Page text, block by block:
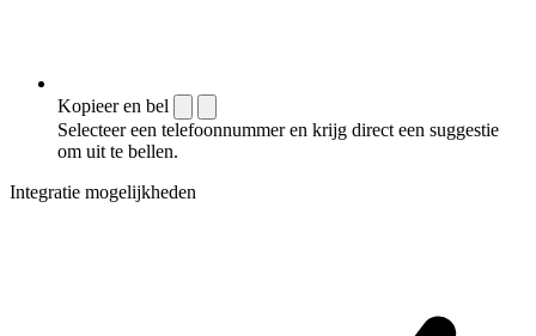
Kopieer en bel
Selecteer een telefoonnummer en krijg direct een suggestie
om uit te bellen.
Integratie mogelijkheden